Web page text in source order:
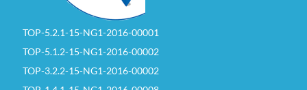
TOP-5.2.1-15-NG1-2016-00001
TOP-5.1.2-15-NG1-2016-00002
TOP-3.2.2-15-NG1-2016-00002